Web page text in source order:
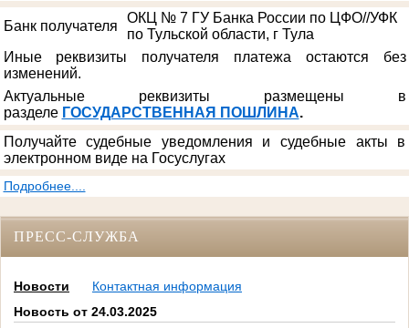
Банк получателя
ОКЦ № 7 ГУ Банка России по ЦФО//УФК
по Тульской области, г Тула
Иные реквизиты получателя платежа остаются без
изменений.
Актуальные реквизиты размещены в
разделе ГОСУДАРСТВЕННАЯ ПОШЛИНА.
Получайте судебные уведомления и судебные акты в
электронном виде на Госуслугах
Подробнее....
ПРЕСС-СЛУЖБА
Новости
Контактная информация
Новость от 24.03.2025